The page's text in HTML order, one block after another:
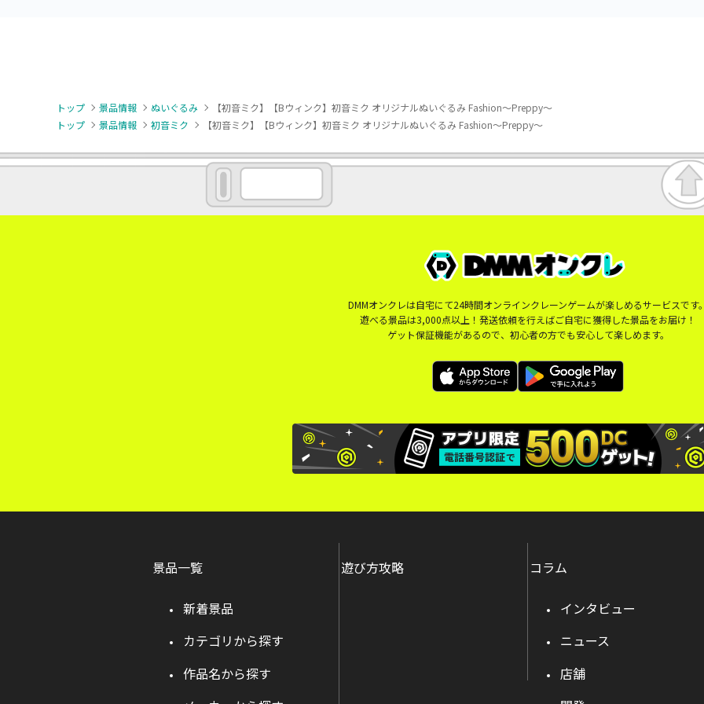
トップ 景品情報 ぬいぐるみ
【初音ミク】【Bウィンク】初音ミク オリジナルぬいぐるみ Fashion～Preppy～
トップ
景品情報 初音ミク 【初音ミク】【Bウィンク】初音ミク オリジナルぬいぐるみ Fashion～Preppy～
DMMオンクレは自宅にて24時間オンラインクレーンゲームが楽しめるサービスです
遊べる景品は3,000点以上！発送依頼を行えばご自宅に獲得した景品をお届け！
ゲット保証機能があるので、初心者の方でも安心して楽しめます。
景品一覧
新着景品
カテゴリから探す
作品名から探す
遊び方攻略 コラム
インタビュー
ニュース
店舗